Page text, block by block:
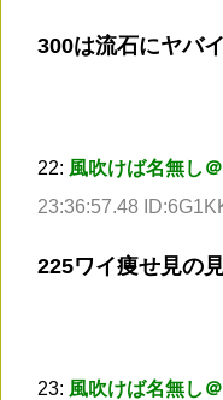
300は流石にヤバイ
22: 風吹けば名無し
23:36:57.48
225ワイ痩せ見の
23: 風吹けば名無し